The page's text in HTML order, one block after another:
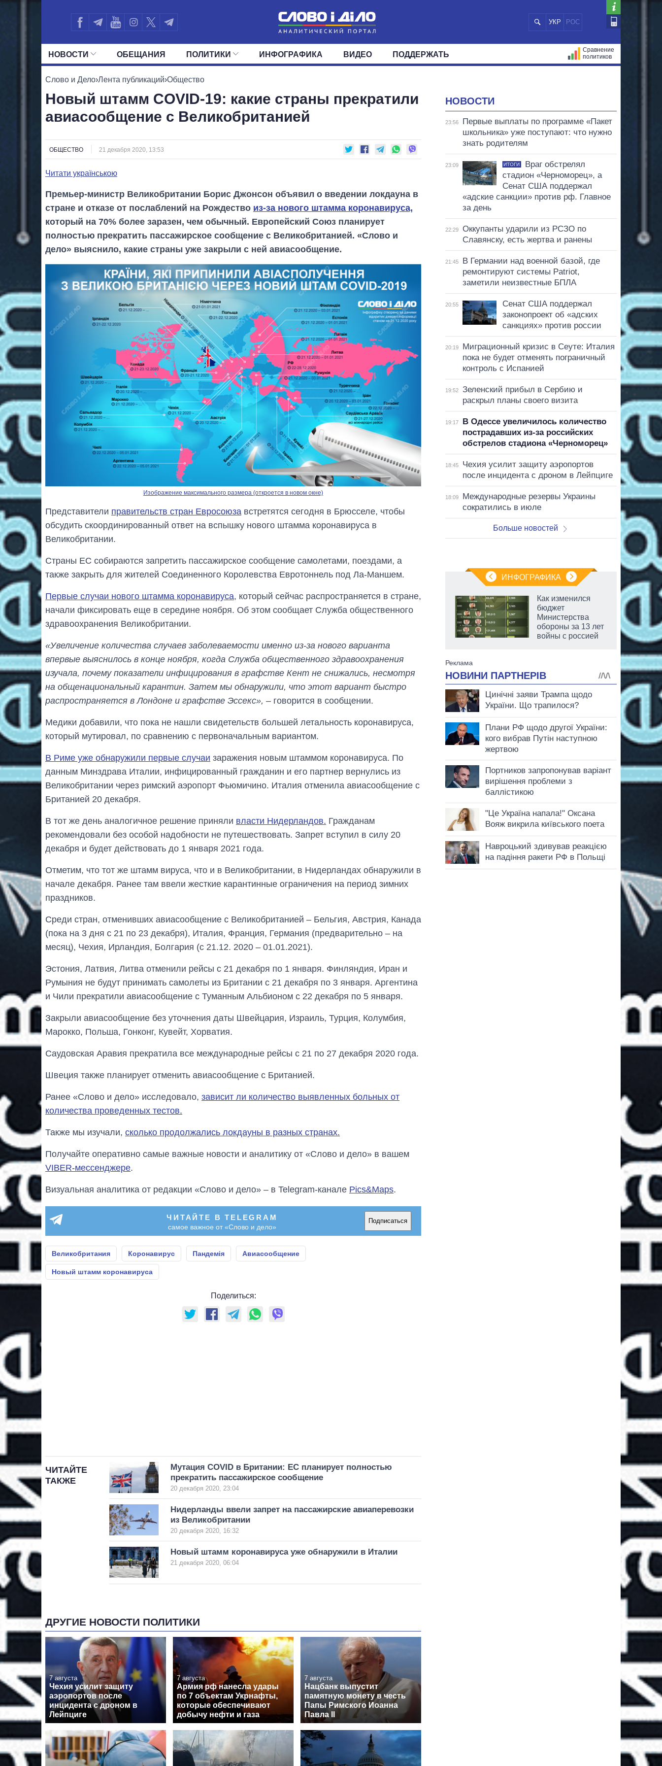
УКР РОС
НОВОСТИ
ПОЛИТИКА ЭКОНОМИКА ОБЩЕСТВО МИР
ОБЕЩАНИЯ ПОЛИТИКИ
ВСЕ ПОЛИТИКИ ПРЕЗИДЕНТ И ОФИС
ДЕПУТАТЫ КОМИТЕТЫ ФРАКЦИИ ОКРУГА
ИНФОГРАФИКА ВИДЕО ПОДДЕРЖАТЬ
Сравнение
политиков
Слово и Дело›Лента публикаций›Общество
Новый штамм COVІD-19: какие страны прекратили
авиасообщение с Великобританией
ОБЩЕСТВО 21 декабря 2020, 13:53
Читати українською
Премьер-министр Великобритании Борис Джонсон объявил о введении локдауна в
стране и отказе от послаблений на Рождество из-за нового штамма коронавируса,
который на 70% более заразен, чем обычный. Европейский Союз планирует
полностью прекратить пассажирское сообщение с Великобританией. «Слово и
дело» выяснило, какие страны уже закрыли с ней авиасообщение.
Изображение максимального размера (откроется в новом окне)
Представители правительств стран Евросоюза встретятся сегодня в Брюсселе, чтобы
обсудить скоординированный ответ на вспышку нового штамма коронавируса в
Великобритании.
Страны ЕС собираются запретить пассажирское сообщение самолетами, поездами, а
также закрыть для жителей Соединенного Королевства Евротоннель под Ла-Маншем.
Первые случаи нового штамма коронавируса, который сейчас распространяется в стране,
начали фиксировать еще в середине ноября. Об этом сообщает Служба общественного
здравоохранения Великобритании.
«Увеличение количества случаев заболеваемости именно из-за нового варианта
впервые выяснилось в конце ноября, когда Служба общественного здравоохранения
изучала, почему показатели инфицирования в графстве Кент не снижались, несмотря
на общенациональный карантин. Затем мы обнаружили, что этот вариант быстро
распространяется в Лондоне и графстве Эссекс», – говорится в сообщении.
Медики добавили, что пока не нашли свидетельств большей летальность коронавируса,
который мутировал, по сравнению с первоначальным вариантом.
В Риме уже обнаружили первые случаи заражения новым штаммом коронавируса. По
данным Минздрава Италии, инфицированный гражданин и его партнер вернулись из
Великобритании через римский аэропорт Фьюмичино. Италия отменила авиасообщение с
Британией 20 декабря.
В тот же день аналогичное решение приняли власти Нидерландов. Гражданам
рекомендовали без особой надобности не путешествовать. Запрет вступил в силу 20
декабря и будет действовать до 1 января 2021 года.
Отметим, что тот же штамм вируса, что и в Великобритании, в Нидерландах обнаружили в
начале декабря. Ранее там ввели жесткие карантинные ограничения на период зимних
праздников.
Среди стран, отменивших авиасообщение с Великобританией ‒ Бельгия, Австрия, Канада
(пока на 3 дня с 21 по 23 декабря), Италия, Франция, Германия (предварительно – на
месяц), Чехия, Ирландия, Болгария (с 21.12. 2020 – 01.01.2021).
Эстония, Латвия, Литва отменили рейсы с 21 декабря по 1 января. Финляндия, Иран и
Румыния не будут принимать самолеты из Британии с 21 декабря по 3 января. Аргентина
и Чили прекратили авиасообщение с Туманным Альбионом с 22 декабря по 5 января.
Закрыли авиасообщение без уточнения даты Швейцария, Израиль, Турция, Колумбия,
Марокко, Польша, Гонконг, Кувейт, Хорватия.
Саудовская Аравия прекратила все международные рейсы с 21 по 27 декабря 2020 года.
Швеция также планирует отменить авиасообщение с Британией.
Ранее «Слово и дело» исследовало, зависит ли количество выявленных больных от
количества проведенных тестов.
Также мы изучали, сколько продолжались локдауны в разных странах.
Получайте оперативно самые важные новости и аналитику от «Слово и дело» в вашем
VIBER-мессенджере.
Визуальная аналитика от редакции «Слово и дело» – в Telegram-канале Pics&Maps.
ЧИТАЙТЕ В TELEGRAM
самое важное от «Слово и дело»
Подписаться
Великобритания Коронавирус Пандемія Авиасообщение
Новый штамм коронавируса
Поделиться:
ЧИТАЙТЕ
ТАКЖЕ
Мутация COVID в Британии: ЕС планирует полностью
прекратить пассажирское сообщение
20 декабря 2020, 23:04
Нидерланды ввели запрет на пассажирские авиаперевозки
из Великобритании
20 декабря 2020, 16:32
Новый штамм коронавируса уже обнаружили в Италии
21 декабря 2020, 06:04
ДРУГИЕ НОВОСТИ ПОЛИТИКИ
7 августа
Чехия усилит защиту
аэропортов после
инцидента с дроном в
Лейпциге
7 августа
Армия рф нанесла удары
по 7 объектам Укрнафты,
которые обеспечивают
добычу нефти и газа
7 августа
Нацбанк выпустит
памятную монету в честь
Папы Римского Иоанна
Павла II
НОВОСТИ
23:56
Первые выплаты по программе «Пакет
школьника» уже поступают: что нужно
знать родителям
23:09 ИТОГИ
Враг обстрелял
стадион «Черноморец», а
Сенат США поддержал
«адские санкции» против рф. Главное
за день
22:29
Оккупанты ударили из РСЗО по
Славянску, есть жертва и ранены
21:45
В Германии над военной базой, где
ремонтируют системы Patriot,
заметили неизвестные БПЛА
20:55
Сенат США поддержал
законопроект об «адских
санкциях» против россии
20:19
Миграционный кризис в Сеуте: Италия
пока не будет отменять пограничный
контроль с Испанией
19:52
Зеленский прибыл в Сербию и
раскрыл планы своего визита
19:17
В Одессе увеличилось количество
пострадавших из-за российских
обстрелов стадиона «Черноморец»
18:45
Чехия усилит защиту аэропортов
после инцидента с дроном в Лейпциге
18:09
Международные резервы Украины
сократились в июле
Больше новостей
ИНФОГРАФИКА
От 1 месяца – до 5
лет: кто и как долго
занимал
Как изменился
бюджет
Министерства
обороны за 13 лет
войны с россией